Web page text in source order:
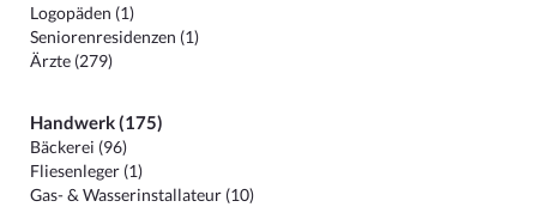
Logopäden (1)
Seniorenresidenzen (1)
Ärzte (279)
Handwerk (175)
Bäckerei (96)
Fliesenleger (1)
Gas- & Wasserinstallateur (10)